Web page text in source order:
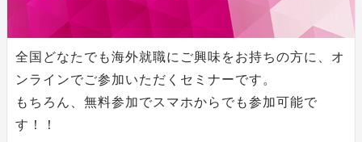
全国どなたでも海外就職にご興味をお持ちの方に、オ
ンラインでご参加いただくセミナーです。
もちろん、無料参加でスマホからでも参加可能で
す！！